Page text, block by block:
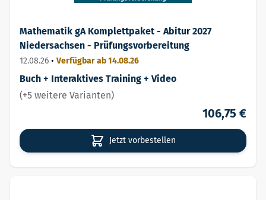
Mathematik gA Komplettpaket - Abitur 2027
Niedersachsen - Prüfungsvorbereitung
12.08.26 • Verfügbar ab 14.08.26
Buch + Interaktives Training + Video
(+5 weitere Varianten)
106,75 €
Jetzt vorbestellen